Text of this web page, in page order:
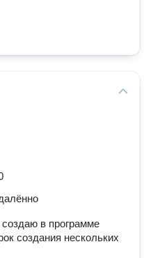
в программе
создания нескольких